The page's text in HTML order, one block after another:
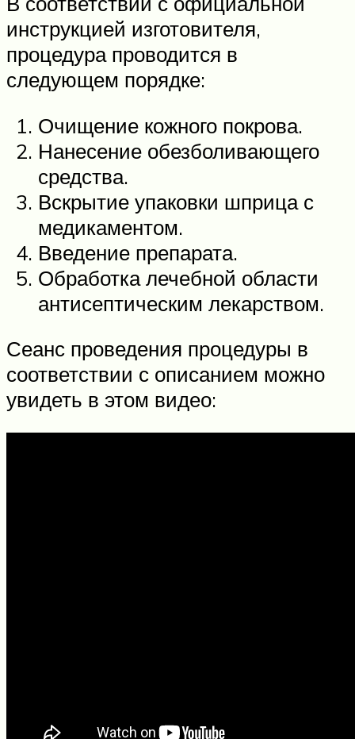
инструкцией изготовителя,
процедура проводится в
следующем порядке:
Очищение кожного покрова.
Нанесение обезболивающего
средства.
Вскрытие упаковки шприца с
медикаментом.
Введение препарата.
Обработка лечебной области
антисептическим лекарством.
Сеанс проведения процедуры в
соответствии с описанием можно
увидеть в этом видео: